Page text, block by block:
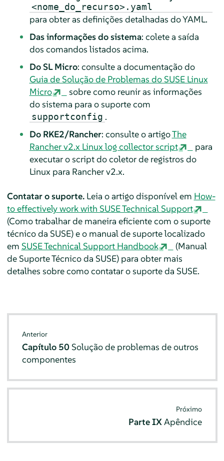
<nome_do_recurso>.yaml
para obter as definições detalhadas do YAML.
Das informações do sistema: colete a saída
dos comandos listados acima.
Do SL Micro: consulte a documentação do
Guia de Solução de Problemas do SUSE Linux
Micro
sobre como reunir as informações
do sistema para o suporte com
supportconfig .
Do RKE2/Rancher: consulte o artigoThe
Rancher v2.x Linux log collector script
para
executar o script do coletor de registros do
Linux para Rancher v2.x.
Contatar o suporte. Leia o artigo disponível em How-
to effectively work with SUSE Technical Support
(Como trabalhar de maneira eficiente com o suporte
técnico da SUSE) e o manual de suporte localizado
em SUSE Technical Support Handbook
(Manual
de Suporte Técnico da SUSE) para obter mais
detalhes sobre como contatar o suporte da SUSE.
Anterior
Capítulo 50 Solução de problemas de outros
componentes
Próximo
Parte IXApêndice